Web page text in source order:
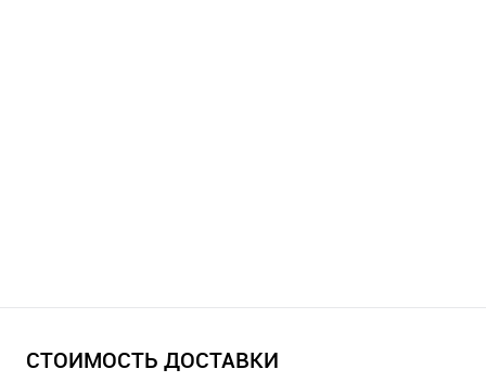
СТОИМОСТЬ ДОСТАВКИ